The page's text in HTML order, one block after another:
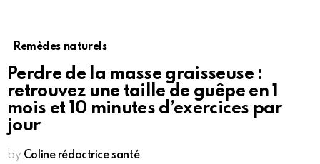
Remèdes naturels
Perdre de la masse graisseuse :
retrouvez une taille de guêpe en 1
mois et 10 minutes d’exercices par
jour
by Coline rédactrice santé